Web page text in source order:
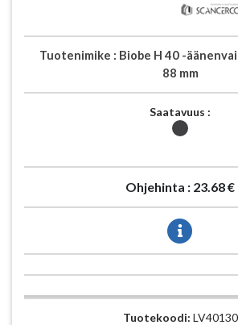
Tuotenimike : Biobe H 40 -
88 mm
Saatavuus :
Ohjehinta : 23.68 €
Tuotekoodi: LV40130